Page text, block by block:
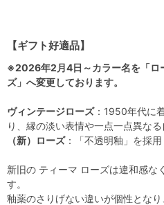
【ギフト好適品】
※2026年2月4日～カラー名を「ロ
ズ」へ変更しております。
ヴィンテージローズ：1950年代に
り、縁の淡い表情や一点一点異なる
（新）ローズ：「不透明釉」を採用
新旧の ティーマ ローズは違和感な
す。
釉薬のさりげない違いが個性とな